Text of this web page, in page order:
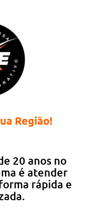
Região!
20 anos no
é atender
rápida e